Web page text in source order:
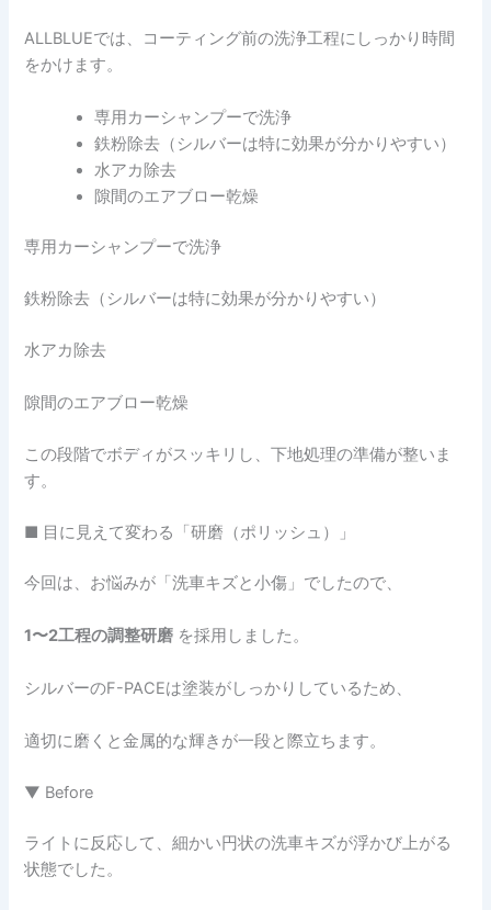
ALLBLUEでは、コーティング前の洗浄工程にしっかり時間
をかけます。
専用カーシャンプーで洗浄
鉄粉除去（シルバーは特に効果が分かりやすい）
水アカ除去
隙間のエアブロー乾燥
専用カーシャンプーで洗浄
鉄粉除去（シルバーは特に効果が分かりやすい）
水アカ除去
隙間のエアブロー乾燥
この段階でボディがスッキリし、下地処理の準備が整いま
す。
■ 目に見えて変わる「研磨（ポリッシュ）」
今回は、お悩みが「洗車キズと小傷」でしたので、
1〜2工程の調整研磨 を採用しました。
シルバーのF-PACEは塗装がしっかりしているため、
適切に磨くと金属的な輝きが一段と際立ちます。
▼ Before
ライトに反応して、細かい円状の洗車キズが浮かび上がる
状態でした。